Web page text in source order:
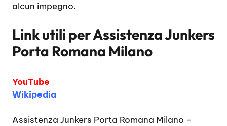
alcun impegno.
Link utili perAssistenza Junkers
Porta Romana Milano
YouTube
Wikipedia
Assistenza Junkers Porta Romana Milano –